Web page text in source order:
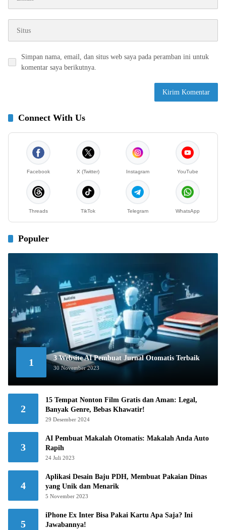
Simpan nama, email, dan situs web saya pada peramban ini untuk
komentar saya berikutnya.
Connect With Us
Facebook X (Twitter) Instagram YouTube
Threads TikTok Telegram WhatsApp
Populer
1 3 Website AI Pembuat Jurnal Otomatis Terbaik
30 November 2023
2
15 Tempat Nonton Film Gratis dan Aman: Legal,
Banyak Genre, Bebas Khawatir!
29 Desember 2024
3
AI Pembuat Makalah Otomatis: Makalah Anda Auto
Rapih
24 Juli 2023
4
Aplikasi Desain Baju PDH, Membuat Pakaian Dinas
yang Unik dan Menarik
5 November 2023
5
iPhone Ex Inter Bisa Pakai Kartu Apa Saja? Ini
Jawabannya!